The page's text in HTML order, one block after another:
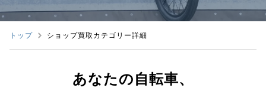
トップ ショップ買取カテゴリー詳細
あなたの自転車、